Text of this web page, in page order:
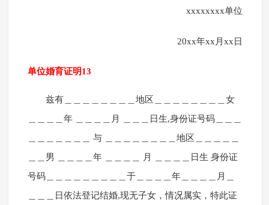
xxxxxxxx单位
20xx年xx月xx日
单位婚育证明13
兹有＿＿＿＿＿＿＿＿地区＿＿＿＿＿＿＿＿女
＿＿＿＿年 ＿＿＿＿月 ＿＿＿日生,身份证号码＿＿＿
＿＿＿＿＿＿＿ 与 ＿＿＿＿＿＿＿＿地区＿＿＿＿＿
＿＿男 ＿＿＿＿年 ＿＿＿＿ 月 ＿＿＿＿日生 身份证
号码＿＿＿＿＿＿＿＿＿于＿＿＿＿年＿＿＿＿月＿
＿＿＿日依法登记结婚,现无子女，情况属实，特此证